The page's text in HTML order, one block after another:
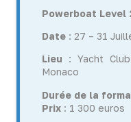
Powerboat Level
Date : 27 – 31
Lieu : Yacht
Monaco
Durée de la
Prix : 1 300 euros